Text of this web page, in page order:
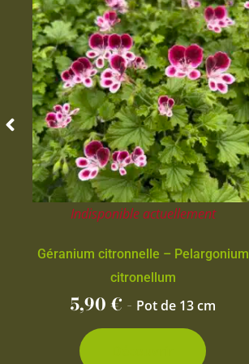
Indisponible actuellement
Géranium citronnelle – Pelargonium
citronellum
5,90€ - Pot de 13 cm